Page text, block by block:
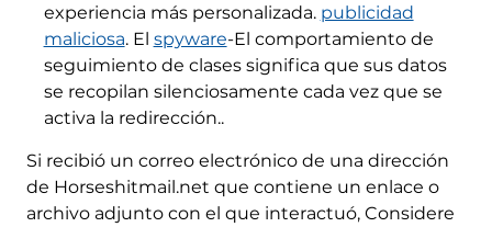
experiencia más personalizada. publicidad
maliciosa. El spyware-El comportamiento de
seguimiento de clases significa que sus datos
se recopilan silenciosamente cada vez que se
activa la redirección..
Si recibió un correo electrónico de una dirección
de Horseshitmail.net que contiene un enlace o
archivo adjunto con el que interactuó, Considere